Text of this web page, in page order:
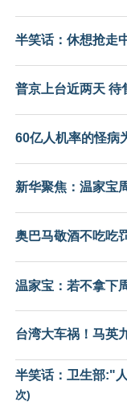
半笑话：休想抢走
普京上台近两天 待
60亿人机率的怪病
新华聚焦：温家宝
奥巴马敬酒不吃吃
温家宝：若不拿下
台湾大车祸！马英
半笑话：卫生部:"
次)